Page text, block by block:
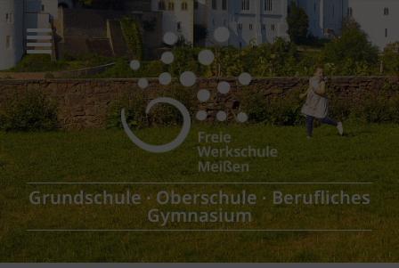
Grundschule∙Oberschule ∙ Berufliches
Gymnasium